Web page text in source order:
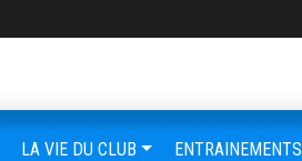
LA VIE DU CLUB ENTRAINEMENTS